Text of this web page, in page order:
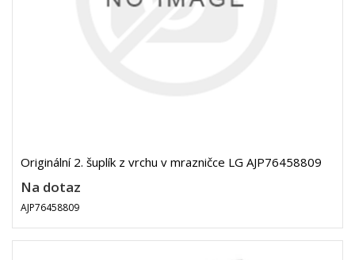
Originální 2. šuplík z vrchu v mrazničce LG AJP76458809
Na dotaz
AJP76458809